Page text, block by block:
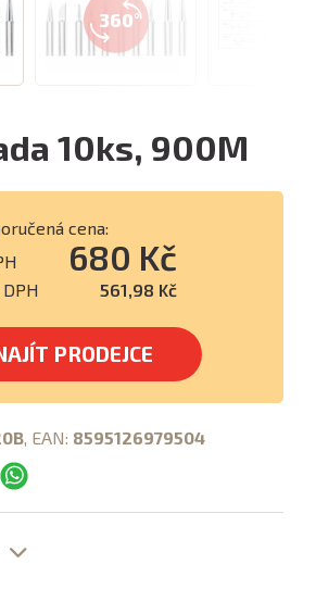
360°
10ks, 900M
cena:
680 Kč
561,98 Kč
PRODEJCE
, EAN: 8595126979504